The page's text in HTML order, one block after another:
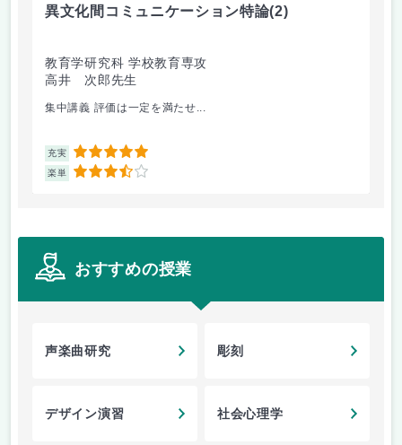
異文化間コミュニケーション特論(2)
教育学研究科 学校教育専攻
高井 次郎先生
集中講義 評価は一定を満たせ...
充実 5
楽単 3.5
おすすめの授業
声楽曲研究 彫刻
デザイン演習 社会心理学